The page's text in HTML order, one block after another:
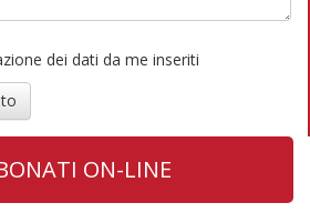
dei dati da me inseriti
ON-LINE